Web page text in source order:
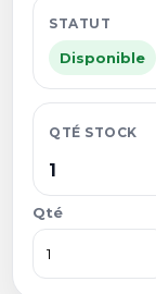
STATUT
Disponible
QTÉ STOCK
1
Qté